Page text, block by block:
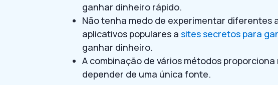
ganhar dinheiro rápido.
Não tenha medo de experimentar diferentes
aplicativos populares a sites secretos para
ganhar dinheiro.
A combinação de vários métodos
depender de uma única fonte.